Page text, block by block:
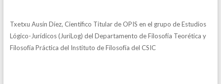
Txetxu Ausín Díez, Científico Titular de OPIS en el grupo de Estudios
Lógico-Jurídicos (JuriLog) del Departamento de Filosofía Teorética y
Filosofía Práctica del Instituto de Filosofía del CSIC